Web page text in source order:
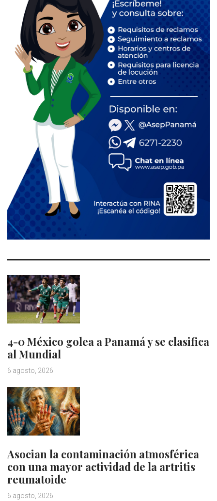
4-0 México golea a Panamá y se clasifica
al Mundial
6 agosto, 2026
Asocian la contaminación atmosférica
con una mayor actividad de la artritis
reumatoide
6 agosto, 2026